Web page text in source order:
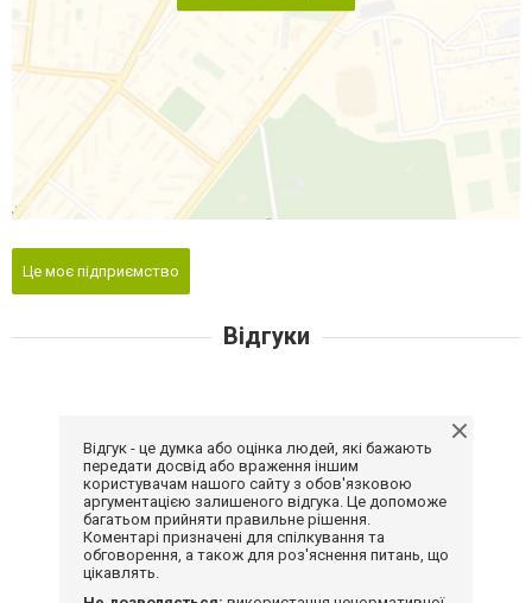
Це моє підприємство
Відгуки
Відгук - це думка або оцінка людей, які бажають
передати досвід або враження іншим
користувачам нашого сайту з обов'язковою
аргументацією залишеного відгука. Це допоможе
багатьом прийняти правильне рішення.
Коментарі призначені для спілкування та
обговорення, а також для роз'яснення питань, що
цікавлять.